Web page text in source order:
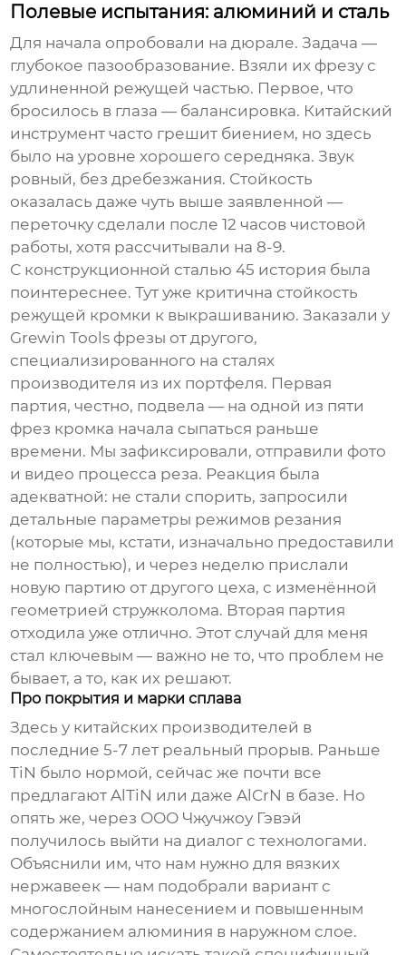
Полевые испытания: алюминий и сталь
Для начала опробовали на дюрале. Задача —
глубокое пазообразование. Взяли их фрезу с
удлиненной режущей частью. Первое, что
бросилось в глаза — балансировка. Китайский
инструмент часто грешит биением, но здесь
было на уровне хорошего середняка. Звук
ровный, без дребезжания. Стойкость
оказалась даже чуть выше заявленной —
переточку сделали после 12 часов чистовой
работы, хотя рассчитывали на 8-9.
С конструкционной сталью 45 история была
поинтереснее. Тут уже критична стойкость
режущей кромки к выкрашиванию. Заказали у
Grewin Tools фрезы от другого,
специализированного на сталях
производителя из их портфеля. Первая
партия, честно, подвела — на одной из пяти
фрез кромка начала сыпаться раньше
времени. Мы зафиксировали, отправили фото
и видео процесса реза. Реакция была
адекватной: не стали спорить, запросили
детальные параметры режимов резания
(которые мы, кстати, изначально предоставили
не полностью), и через неделю прислали
новую партию от другого цеха, с изменённой
геометрией стружколома. Вторая партия
отходила уже отлично. Этот случай для меня
стал ключевым — важно не то, что проблем не
бывает, а то, как их решают.
Про покрытия и марки сплава
Здесь у китайских производителей в
последние 5-7 лет реальный прорыв. Раньше
TiN было нормой, сейчас же почти все
предлагают AlTiN или даже AlCrN в базе. Но
опять же, через ООО Чжучжоу Гэвэй
получилось выйти на диалог с технологами.
Объяснили им, что нам нужно для вязких
нержавеек — нам подобрали вариант с
многослойным нанесением и повышенным
содержанием алюминия в наружном слое.